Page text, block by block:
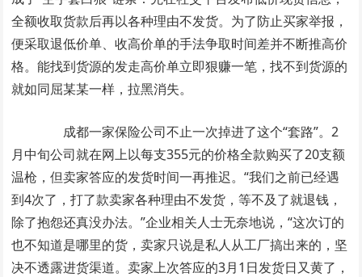
全额收取货款后再以各种理由不发货。为了防止买家举报，
便采取退低价单、收高价单的手法争取时间差并不断推高价
格。能找到货源的发走高价单立即狠赚一笔，找不到货源的
就如同屈某某一样，拉黑消失。
成都一家保险公司不止一次掉进了这个“套路”。2
月中旬公司就在网上以每支355元的价格全款购买了20支额
温枪，但卖家答应的发货时间一再推迟。“我们之前已经遇
到4次了，打了款卖家各种理由不发货，等不及了就退钱，
除了抱怨还真没办法。”企业相关人士无奈地说，“这次订的
也不知道是哪里的货，卖家只说是私人从工厂搞出来的，坚
决不透露进货渠道。卖家上次答应的3月1日发货日又黄了，